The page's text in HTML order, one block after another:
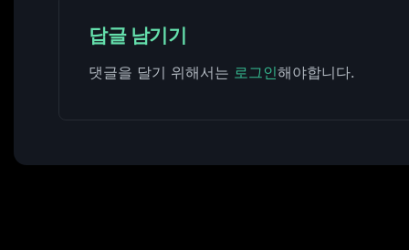
답글 남기기
댓글을 달기 위해서는 로그인해야합니다.